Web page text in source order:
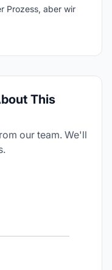
Prozess, aber wir
This
our team. We'll